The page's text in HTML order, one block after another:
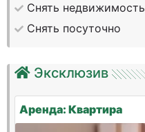
Снять недвижимость
Снять посуточно
Эксклюзив
Аренда: Квартира